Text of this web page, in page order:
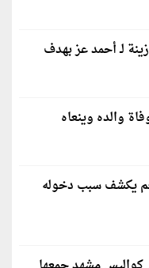
لـ أحمد عز بهدف
والده وينعاه
يكشف سبب دخوله